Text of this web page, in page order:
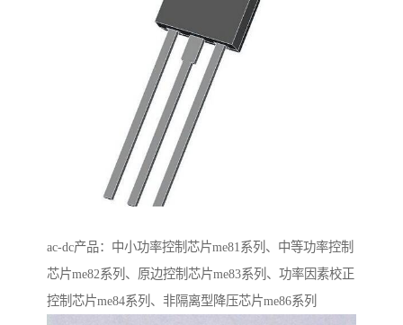
ac-dc产品：中小功率控制芯片me81系列、中等功率控制
芯片me82系列、原边控制芯片me83系列、功率因素校正
控制芯片me84系列、非隔离型降压芯片me86系列